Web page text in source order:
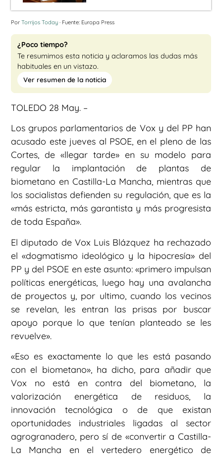
Por Torrijos Today · Fuente: Europa Press
¿Poco tiempo?
Te resumimos esta noticia y aclaramos las dudas más
habituales en un vistazo.
Ver resumen de la noticia
TOLEDO 28 May. –
Los grupos parlamentarios de Vox y del PP han
acusado este jueves al PSOE, en el pleno de las
Cortes, de «llegar tarde» en su modelo para
regular la implantación de plantas de
biometano en Castilla-La Mancha, mientras que
los socialistas defienden su regulación, que es la
«más estricta, más garantista y más progresista
de toda España».
El diputado de Vox Luis Blázquez ha rechazado
el «dogmatismo ideológico y la hipocresía» del
PP y del PSOE en este asunto: «primero impulsan
políticas energéticas, luego hay una avalancha
de proyectos y, por ultimo, cuando los vecinos
se revelan, les entran las prisas por buscar
apoyo porque lo que tenían planteado se les
revuelve».
«Eso es exactamente lo que les está pasando
con el biometano», ha dicho, para añadir que
Vox no está en contra del biometano, la
valorización energética de residuos, la
innovación tecnológica o de que existan
oportunidades industriales ligadas al sector
agrogranadero, pero sí de «convertir a Castilla-
La Mancha en el vertedero energético de